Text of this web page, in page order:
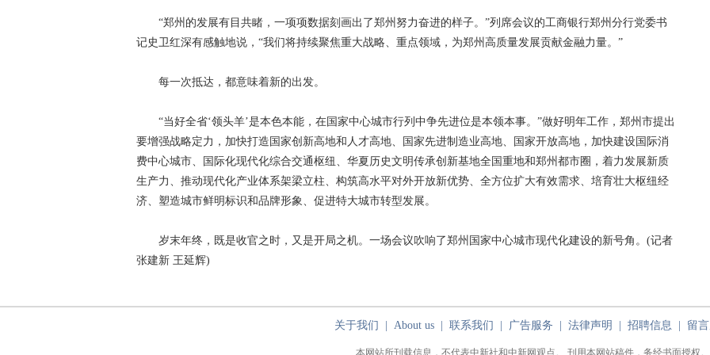
“郑州的发展有目共睹，一项项数据刻画出了郑州努力奋进的样子。”列席会议的工商银行郑州分行党委书
记史卫红深有感触地说，“我们将持续聚焦重大战略、重点领域，为郑州高质量发展贡献金融力量。”
每一次抵达，都意味着新的出发。
“当好全省‘领头羊’是本色本能，在国家中心城市行列中争先进位是本领本事。”做好明年工作，郑州市提出
要增强战略定力，加快打造国家创新高地和人才高地、国家先进制造业高地、国家开放高地，加快建设国际消
费中心城市、国际化现代化综合交通枢纽、华夏历史文明传承创新基地全国重地和郑州都市圈，着力发展新质
生产力、推动现代化产业体系架梁立柱、构筑高水平对外开放新优势、全方位扩大有效需求、培育壮大枢纽经
济、塑造城市鲜明标识和品牌形象、促进特大城市转型发展。
岁末年终，既是收官之时，又是开局之机。一场会议吹响了郑州国家中心城市现代化建设的新号角。(记者
张建新 王延辉)
关于我们 About us| 联系我们 广告服务 法律声明 招聘信息 留
本网站所刊载信息，不代表中新社和中新网观点。 刊用本网站稿件，务经书面授权。